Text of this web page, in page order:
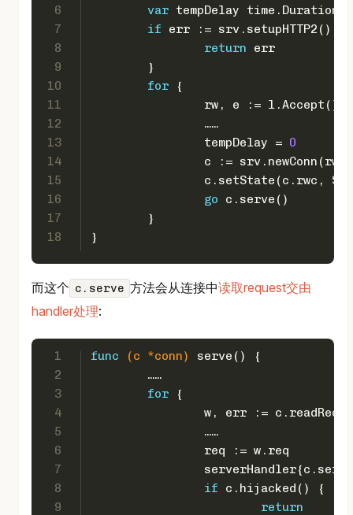
6
7
8
9
10
11
12
13
14
15
16
17
18
var tempDelay time.Duration
if err :=
return err
	}
for {
		rw, e := l.Accept()
		……
		tempDelay =
0
		c := srv.newConn(rw)
c.setState(c.rwc,
go c.serve()
	}
}
而这个 c.serve 方法会从连接中读取request交由
handler处理:
1
2
3
4
5
6
7
8
9
func (c *conn)
serve() {
	……
for {
w, err :=
		……
		req := w.req
if c.hijacked() {
return